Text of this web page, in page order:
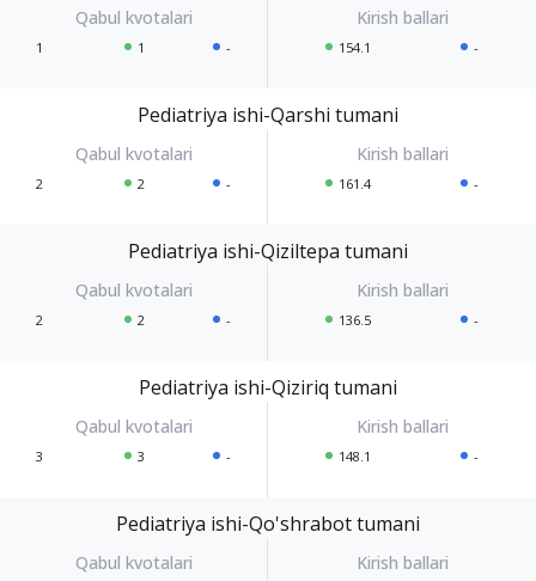
1 1 - 154.1 -
Pediatriya ishi-Qarshi tumani
2 2 - 161.4 -
Pediatriya ishi-Qiziltepa tumani
2 2 - 136.5 -
Pediatriya ishi-Qiziriq tumani
3 3 - 148.1 -
Pediatriya ishi-Qo'shrabot tumani